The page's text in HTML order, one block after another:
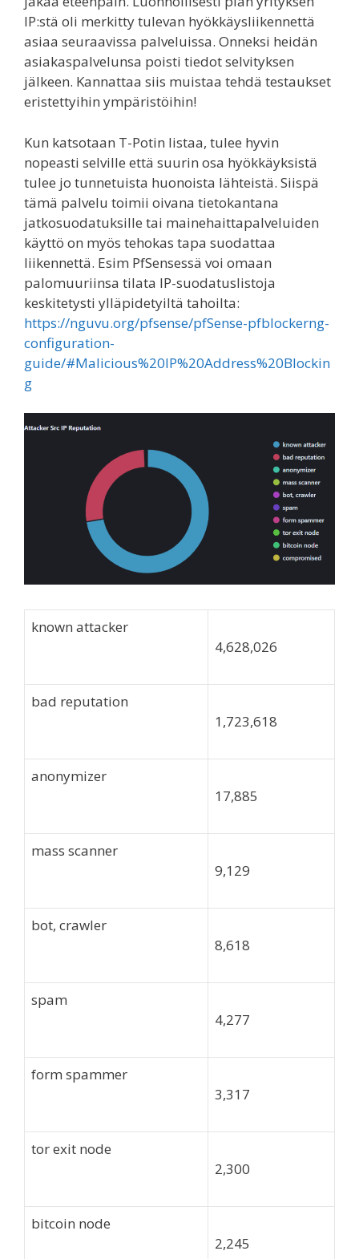
IP:stä oli merkitty tulevan hyökkäysliikennettä
asiaa seuraavissa palveluissa. Onneksi heidän
asiakaspalvelunsa poisti tiedot selvityksen
jälkeen. Kannattaa siis muistaa tehdä testaukset
eristettyihin ympäristöihin!
Kun katsotaan T-Potin listaa, tulee hyvin
nopeasti selville että suurin osa hyökkäyksistä
tulee jo tunnetuista huonoista lähteistä. Siispä
tämä palvelu toimii oivana tietokantana
jatkosuodatuksille tai mainehaittapalveluiden
käyttö on myös tehokas tapa suodattaa
liikennettä. Esim PfSensessä voi omaan
palomuuriinsa tilata IP-suodatuslistoja
keskitetysti ylläpidetyiltä tahoilta:
https://nguvu.org/pfsense/pfSense-pfblockerng-
configuration-
guide/#Malicious%20IP%20Address%20Blockin
g
known attacker
4,628,026
bad reputation
1,723,618
anonymizer
17,885
mass scanner
9,129
bot, crawler
8,618
spam
4,277
form spammer
3,317
tor exit node
2,300
bitcoin node
2,245